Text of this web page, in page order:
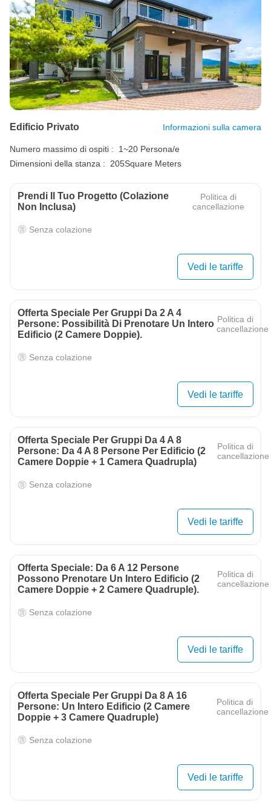
Edificio Privato Informazioni sulla camera
Numero massimo di ospiti :
1~20 Persona/e
Dimensioni della stanza :
205Square Meters
Prendi Il Tuo Progetto (colazione
Non Inclusa)
Politica di
cancellazione
Senza colazione
Vedi le tariffe
Offerta Speciale Per Gruppi Da 2 A 4
Persone: Possibilità Di Prenotare Un Intero
Edificio (2 Camere Doppie).
Politica di
cancellazione
Senza colazione
Vedi le tariffe
Offerta Speciale Per Gruppi Da 4 A 8
Persone: Da 4 A 8 Persone Per Edificio (2
Camere Doppie + 1 Camera Quadrupla)
Politica di
cancellazione
Senza colazione
Vedi le tariffe
Offerta Speciale: Da 6 A 12 Persone
Possono Prenotare Un Intero Edificio (2
Camere Doppie + 2 Camere Quadruple).
Politica di
cancellazione
Senza colazione
Vedi le tariffe
Offerta Speciale Per Gruppi Da 8 A 16
Persone: Un Intero Edificio (2 Camere
Doppie + 3 Camere Quadruple)
Politica di
cancellazione
Senza colazione
Vedi le tariffe